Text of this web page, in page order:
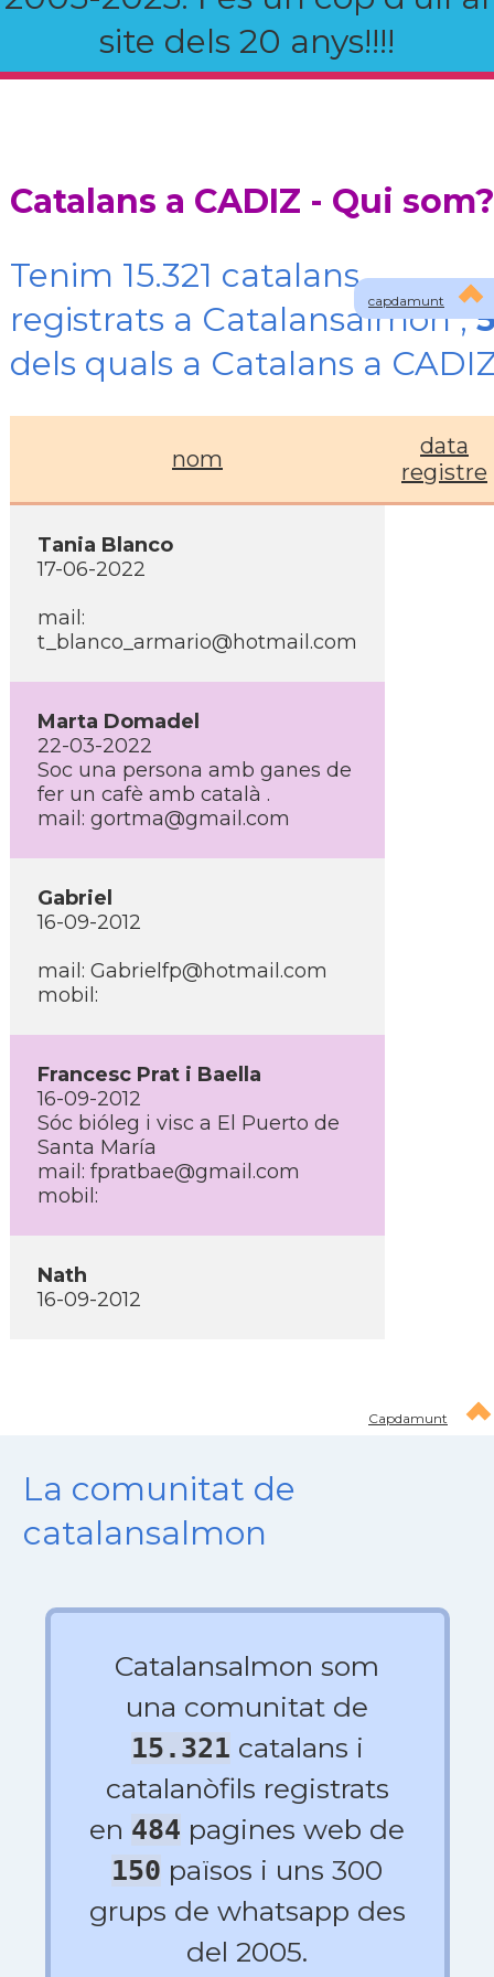
site dels 20 anys!!!!
capdamunt
Catalans a CADIZ - Qui som?
Tenim 15.321 catalans
registrats a Catalansalmon ,
dels quals a Catalans a
nom
data
registre
Tania Blanco
17-06-2022
mail:
t_blanco_armario@hotmail.com
Marta Domadel
22-03-2022
Soc una persona amb ganes de
fer un cafè amb català .
mail: gortma@gmail.com
Gabriel
16-09-2012
mail: Gabrielfp@hotmail.com
mobil:
Francesc Prat i Baella
16-09-2012
Sóc bióleg i visc a El Puerto de
Santa Marí­a
mail: fpratbae@gmail.com
mobil:
Nath
16-09-2012
Capdamunt
La comunitat de
catalansalmon
Catalansalmon som
una comunitat de
15.321 catalans i
catalanòfils registrats
en 484 pagines web de
150 països i uns 300
grups de whatsapp des
del 2005.